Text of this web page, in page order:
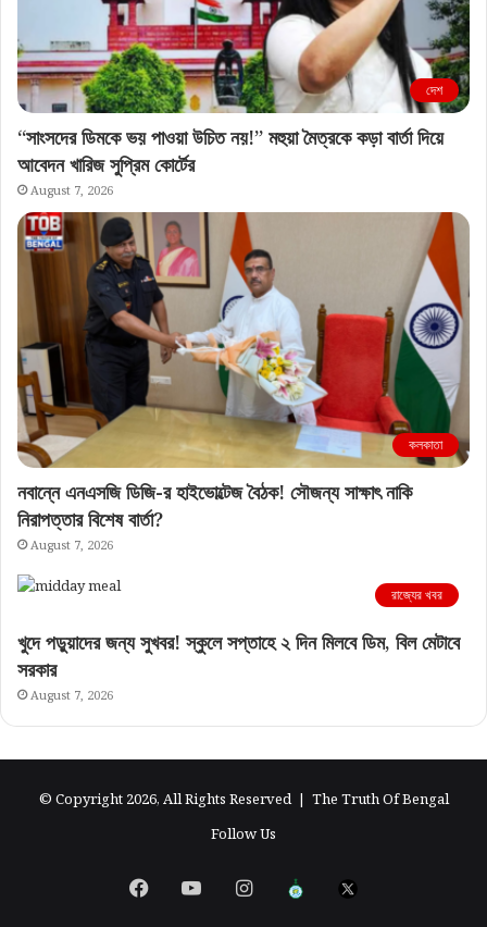
দেশ
“সাংসদের ডিমকে ভয় পাওয়া উচিত নয়!” মহুয়া মৈত্রকে কড়া বার্তা দিয়ে
আবেদন খারিজ সুপ্রিম কোর্টের
August 7, 2026
কলকাতা
নবান্নে এনএসজি ডিজি-র হাইভোল্টেজ বৈঠক! সৌজন্য সাক্ষাৎ নাকি
নিরাপত্তার বিশেষ বার্তা?
August 7, 2026
রাজ্যের খবর
খুদে পড়ুয়াদের জন্য সুখবর! স্কুলে সপ্তাহে ২ দিন মিলবে ডিম, বিল মেটাবে
সরকার
August 7, 2026
© Copyright 2026, All Rights Reserved | The Truth Of Bengal
Follow Us
FacebookYouTubeInstagram
এগিয়ে